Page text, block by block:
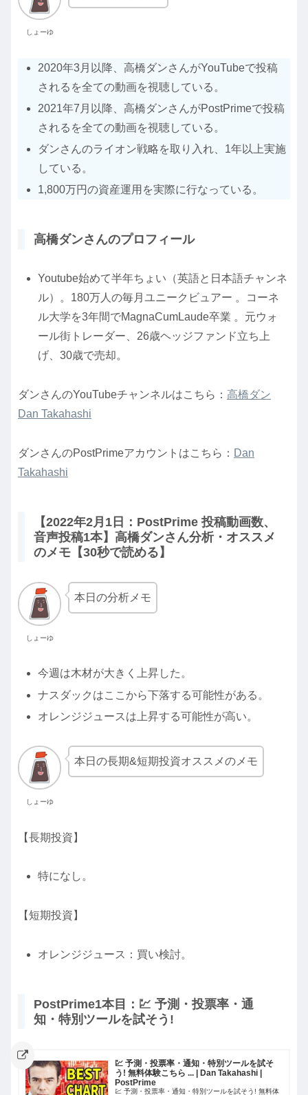
しょーゆ
2020年3月以降、高橋ダンさんがYouTubeで投稿
されるを全ての動画を視聴している。
2021年7月以降、高橋ダンさんがPostPrimeで投稿
されるを全ての動画を視聴している。
ダンさんのライオン戦略を取り入れ、1年以上実施
している。
1,800万円の資産運用を実際に行なっている。
高橋ダンさんのプロフィール
Youtube始めて半年ちょい（英語と日本語チャンネ
ル）。180万人の毎月ユニークビュアー 。コーネ
ル大学を3年間でMagnaCumLaude卒業 。元ウォ
ール街トレーダー、26歳ヘッジファンド立ち上
げ、30歳で売却。
ダンさんのYouTubeチャンネルはこちら： 高橋ダン
Dan Takahashi
ダンさんのPostPrimeアカウントはこちら： Dan
Takahashi
【2022年2月1日：PostPrime 投稿動画数、
音声投稿1本】高橋ダンさん分析・オススメ
のメモ【30秒で読める】
しょーゆ
本日の分析メモ
今週は木材が大きく上昇した。
ナスダックはここから下落する可能性がある。
オレンジジュースは上昇する可能性が高い。
しょーゆ
本日の長期&短期投資オススメのメモ
【長期投資】
特になし。
【短期投資】
オレンジジュース：買い検討。
PostPrime1本目：💹 予測・投票率・通
知・特別ツールを試そう!
💹 予測・投票率・通知・特別ツールを試そ
う! 無料体験こちら ... | Dan Takahashi |
PostPrime
💹 予測・投票率・通知・特別ツールを試そう! 無料体